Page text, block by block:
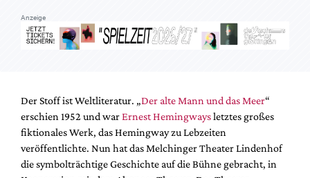
Anzeige
Der Stoff ist Weltliteratur. „Der alte Mann und das Meer“
erschien 1952 und warErnest Hemingwaysletztes großes
fiktionales Werk, das Hemingway zu Lebzeiten
veröffentlichte. Nun hat das Melchinger Theater Lindenhof
die symbolträchtige Geschichte auf die Bühne gebracht, in